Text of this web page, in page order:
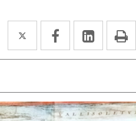
Twitter
Enlace
a
aplicación
externa.
Facebook
Enlace
a
aplicación
externa.
Enlace
a